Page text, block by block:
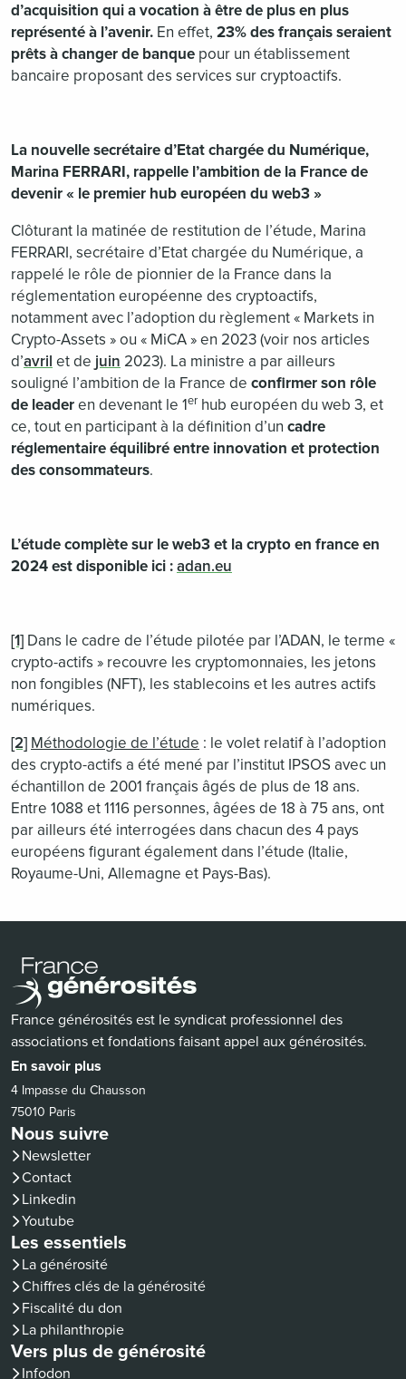
d’acquisition qui a vocation à être de plus en plus
représenté à l’avenir. En effet, 23% des français seraient
prêts à changer de banque pour un établissement
bancaire proposant des services sur cryptoactifs.
La nouvelle secrétaire d’Etat chargée du Numérique,
Marina FERRARI, rappelle l’ambition de la France de
devenir « le premier hub européen du web3 »
Clôturant la matinée de restitution de l’étude, Marina
FERRARI, secrétaire d’Etat chargée du Numérique, a
rappelé le rôle de pionnier de la France dans la
réglementation européenne des cryptoactifs,
notamment avec l’adoption du règlement « Markets in
Crypto-Assets » ou « MiCA » en 2023 (voir nos articles
d’avril et de juin 2023). La ministre a par ailleurs
souligné l’ambition de la France de confirmer son rôle
de leaderen devenant le 1er hub européen du web 3, et
ce, tout en participant à la définition d’un cadre
réglementaire équilibré entre innovation et protection
des consommateurs.
L’étude complète sur le web3 et la crypto en france en
2024 est disponible ici :adan.eu
[1] Dans le cadre de l’étude pilotée par l’ADAN, le terme «
crypto-actifs » recouvre les cryptomonnaies, les jetons
non fongibles (NFT), les stablecoins et les autres actifs
numériques.
[2] Méthodologie de l’étude : le volet relatif à l’adoption
des crypto-actifs a été mené par l’institut IPSOS avec un
échantillon de 2001 français âgés de plus de 18 ans.
Entre 1088 et 1116 personnes, âgées de 18 à 75 ans, ont
par ailleurs été interrogées dans chacun des 4 pays
européens figurant également dans l’étude (Italie,
Royaume-Uni, Allemagne et Pays-Bas).
France générosités est le syndicat professionnel des
associations et fondations faisant appel aux générosités.
En savoir plus
4 Impasse du Chausson
75010 Paris
Nous suivre
Newsletter
Contact
Linkedin
(nouvelle fenêtre)
Youtube
(nouvelle fenêtre)
Les essentiels
La générosité
Chiffres clés de la générosité
Fiscalité du don
La philanthropie
Vers plus de générosité
Infodon
(nouvelle fenêtre)